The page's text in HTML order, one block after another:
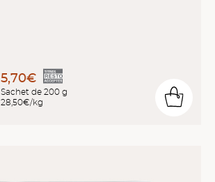
5,70€
Sachet de 200 g
28,50€/kg